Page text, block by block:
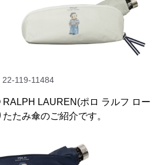
22-119-11484
LAUREN(ポロ ラルフ ロー
たみ傘のご紹介です。